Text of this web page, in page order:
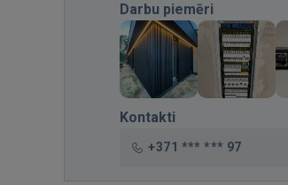
Darbu piemēri
Kontakti
+371 *** *** 97